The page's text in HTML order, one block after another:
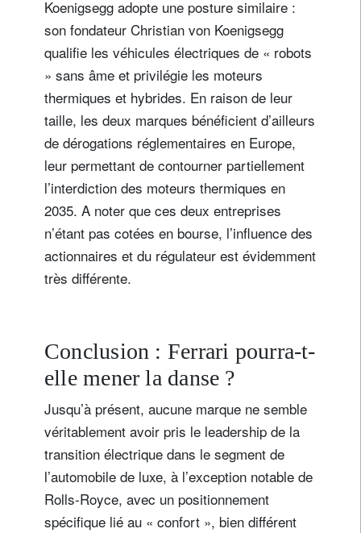
Koenigsegg adopte une posture similaire :
son fondateur Christian von Koenigsegg
qualifie les véhicules électriques de « robots
» sans âme et privilégie les moteurs
thermiques et hybrides. En raison de leur
taille, les deux marques bénéficient d’ailleurs
de dérogations réglementaires en Europe,
leur permettant de contourner partiellement
l’interdiction des moteurs thermiques en
2035. A noter que ces deux entreprises
n’étant pas cotées en bourse, l’influence des
actionnaires et du régulateur est évidemment
très différente.
Conclusion : Ferrari pourra-t-
elle mener la danse ?
Jusqu’à présent, aucune marque ne semble
véritablement avoir pris le leadership de la
transition électrique dans le segment de
l’automobile de luxe, à l’exception notable de
Rolls-Royce, avec un positionnement
spécifique lié au « confort », bien différent